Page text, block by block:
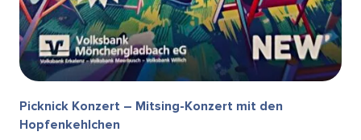
Picknick Konzert – Mitsing-Konzert mit den
Hopfenkehlchen